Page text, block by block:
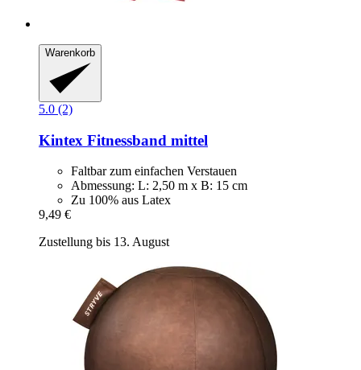
Warenkorb
5.0 (2)
Kintex Fitnessband mittel
Faltbar zum einfachen Verstauen
Abmessung: L: 2,50 m x B: 15 cm
Zu 100% aus Latex
9,49 €
Zustellung bis 13. August